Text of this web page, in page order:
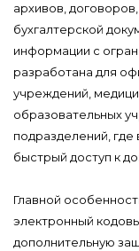
архивов,
бухгалтерской
информации с
разработана для
учреждений,
образовательных
подразделений,
быстрый доступ к
Главной
электронный
дополнительную